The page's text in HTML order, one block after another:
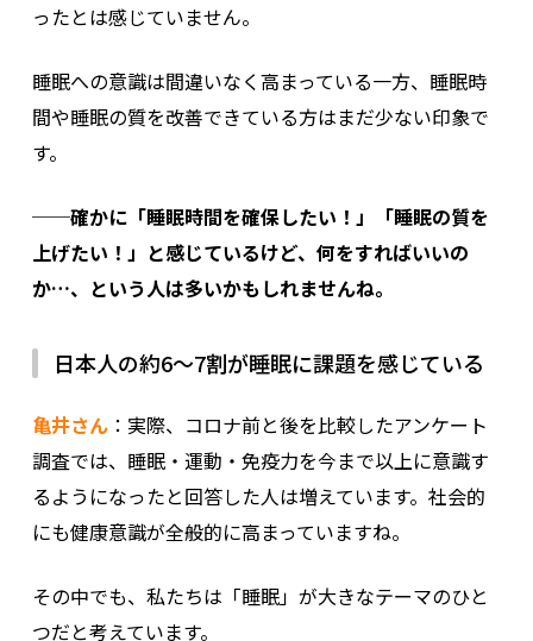
ったとは感じていません。
睡眠への意識は間違いなく高まっている一方、睡眠時
間や睡眠の質を改善できている方はまだ少ない印象で
す。
──確かに「睡眠時間を確保したい！」「睡眠の質を
上げたい！」と感じているけど、何をすればいいの
か…、という人は多いかもしれませんね。
日本人の約6～7割が睡眠に課題を感じている
亀井さん：実際、コロナ前と後を比較したアンケート
調査では、睡眠・運動・免疫力を今まで以上に意識す
るようになったと回答した人は増えています。社会的
にも健康意識が全般的に高まっていますね。
その中でも、私たちは「睡眠」が大きなテーマのひと
つだと考えています。